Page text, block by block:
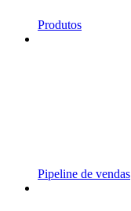
Produtos
Pipeline de vendas